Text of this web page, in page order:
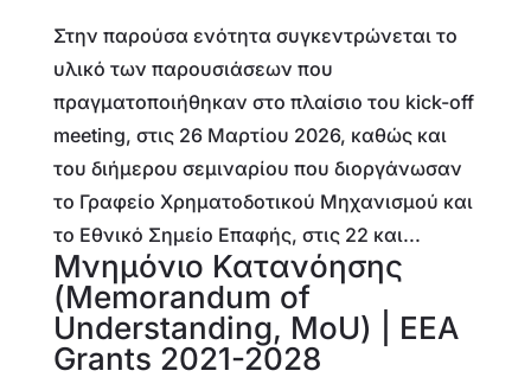
Στην παρούσα ενότητα συγκεντρώνεται το
υλικό των παρουσιάσεων που
πραγματοποιήθηκαν στο πλαίσιο του kick-off
meeting, στις 26 Μαρτίου 2026, καθώς και
του διήμερου σεμιναρίου που διοργάνωσαν
το Γραφείο Χρηματοδοτικού Μηχανισμού και
το Εθνικό Σημείο Επαφής, στις 22 και...
Μνημόνιο Κατανόησης
(Memorandum of
Understanding, MoU) | ΕΕΑ
Grants 2021-2028